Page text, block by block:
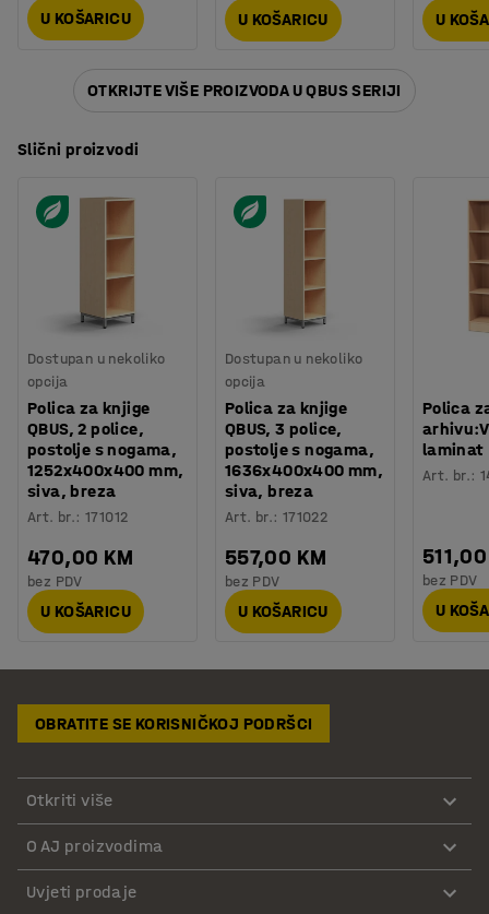
U KOŠARICU U KOŠARICU U
OTKRIJTE VIŠE PROIZVODA U QBUS SERIJI
Slični proizvodi
Dostupan u nekoliko
opcija
Polica za knjige
QBUS, 2 police,
postolje s nogama,
1252x400x400 mm,
siva, breza
Art. br.:171012
470,00 KM
bez PDV
U KOŠARICU
Dostupan u nekoliko
opcija
Polica za knjige
QBUS, 3 police,
postolje s nogama,
1636x400x400 mm,
siva, breza
Art. br.: 171022
557,00 KM
bez PDV
U KOŠARICU
Polica
laminat
Art. br.:
bez PDV
U
OBRATITE SE KORISNIČKOJ PODRŠCI
Otkriti više
O AJ proizvodima
Uvjeti prodaje